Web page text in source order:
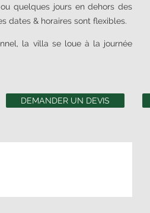
quelques jours en dehors des
dates & horaires sont flexibles.
la villa se loue à la journée
DEMANDER UN DEVIS